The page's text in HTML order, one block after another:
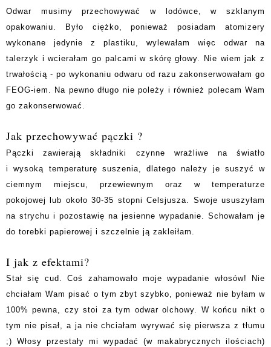
Odwar musimy przechowywać w lodówce, w szklanym
opakowaniu. Było ciężko, ponieważ posiadam atomizery
wykonane jedynie z plastiku, wylewałam więc odwar na
talerzyk i wcierałam go palcami w skórę głowy. Nie wiem jak z
trwałością - po wykonaniu odwaru od razu zakonserwowałam go
FEOG-iem. Na pewno długo nie poleży i również polecam Wam
go zakonserwować.
Jak przechowywać pączki ?
Pączki zawierają składniki czynne wrażliwe na światło
i wysoką temperaturę suszenia, dlatego należy je suszyć w
ciemnym miejscu, przewiewnym oraz w temperaturze
pokojowej lub około 30-35 stopni Celsjusza. Swoje ususzyłam
na strychu i pozostawię na jesienne wypadanie. Schowałam je
do torebki papierowej i szczelnie ją zakleiłam.
I jak z efektami?
Stał się cud. Coś zahamowało moje wypadanie włosów! Nie
chciałam Wam pisać o tym zbyt szybko, ponieważ nie byłam w
100% pewna, czy stoi za tym odwar olchowy. W końcu nikt o
tym nie pisał, a ja nie chciałam wyrywać się pierwsza z tłumu
;) Włosy przestały mi wypadać (w makabrycznych ilościach)